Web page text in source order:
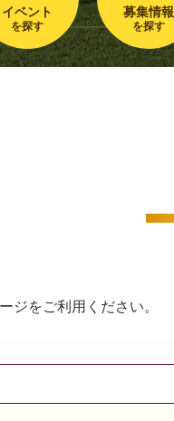
イベント
を探す
募集情報
を探す
ジをご利用ください。